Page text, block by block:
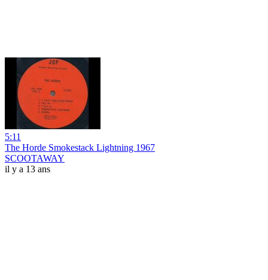
5:11
The Horde Smokestack Lightning 1967
SCOOTAWAY
il y a 13 ans